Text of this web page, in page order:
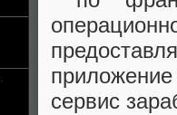
сервис